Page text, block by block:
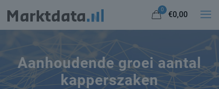
0
€0,00
Aanhoudende groei aantal
kapperszaken